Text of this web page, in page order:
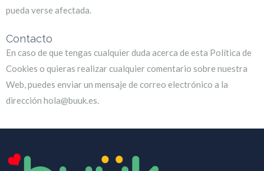
pueda verse afectada.
Contacto
En caso de que tengas cualquier duda acerca de esta Política de
Cookies o quieras realizar cualquier comentario sobre nuestra
Web, puedes enviar un mensaje de correo electrónico a la
dirección hola@buuk.es.